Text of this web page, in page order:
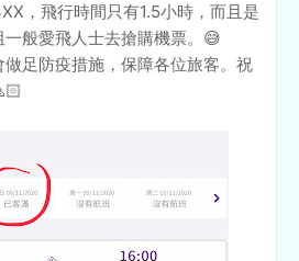
，飛行時間只有1.5小時，而且是
般愛飛人士去搶購機票。😅
足防疫措施，保障各位旅客。祝